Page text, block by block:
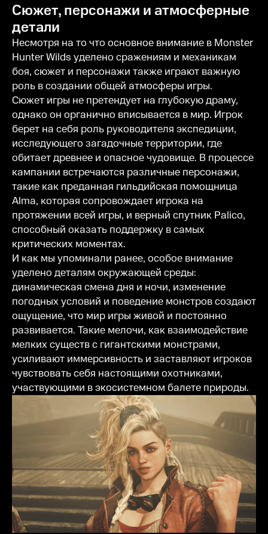
Сюжет, персонажи и атмосферные
детали
Несмотря на то что основное внимание в Monster
Hunter Wilds уделено сражениям и механикам
боя, сюжет и персонажи также играют важную
роль в создании общей атмосферы игры.
Сюжет игры не претендует на глубокую драму,
однако он органично вписывается в мир. Игрок
берет на себя роль руководителя экспедиции,
исследующего загадочные территории, где
обитает древнее и опасное чудовище. В процессе
кампании встречаются различные персонажи,
такие как преданная гильдийская помощница
Alma, которая сопровождает игрока на
протяжении всей игры, и верный спутник Palico,
способный оказать поддержку в самых
критических моментах.
И как мы упоминали ранее, особое внимание
уделено деталям окружающей среды:
динамическая смена дня и ночи, изменение
погодных условий и поведение монстров создают
ощущение, что мир игры живой и постоянно
развивается. Такие мелочи, как взаимодействие
мелких существ с гигантскими монстрами,
усиливают иммерсивность и заставляют игроков
чувствовать себя настоящими охотниками,
участвующими в экосистемном балете природы.